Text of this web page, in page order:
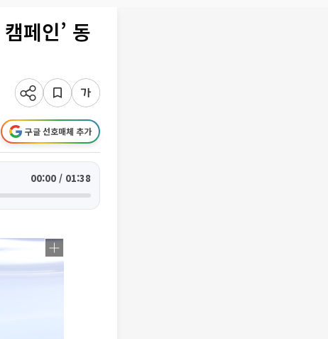
페인’ 동
구글 선호매체 추가
00:00 / 01:38